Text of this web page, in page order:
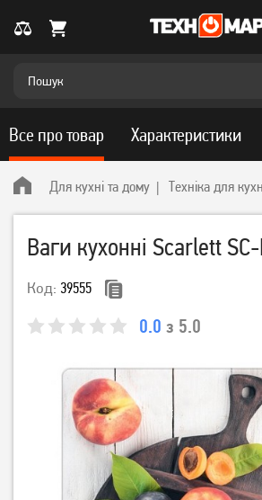
Для кухні та дому Техніка для
Ваги кухонні Scarlett
Код: 39555
0.0 з 5.0
Все про товар Характеристики